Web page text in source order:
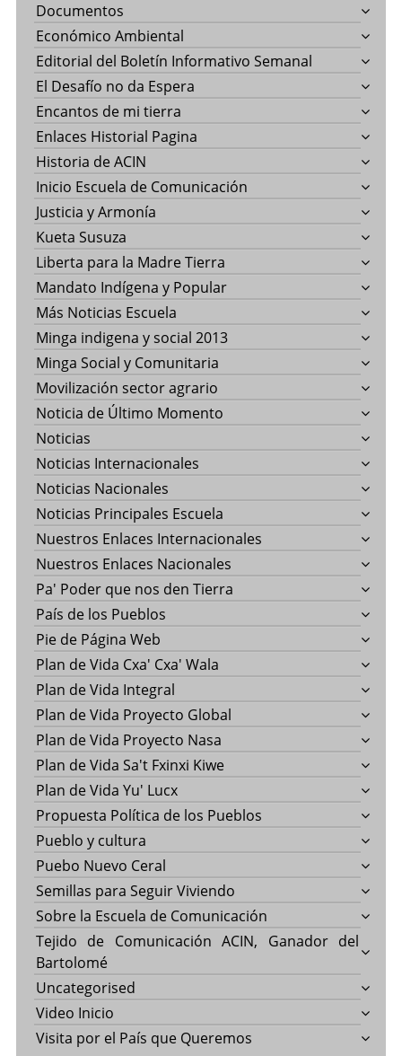
Documentos
Económico Ambiental
Editorial del Boletín Informativo Semanal
El Desafío no da Espera
Encantos de mi tierra
Enlaces Historial Pagina
Historia de ACIN
Inicio Escuela de Comunicación
Justicia y Armonía
Kueta Susuza
Liberta para la Madre Tierra
Mandato Indígena y Popular
Más Noticias Escuela
Minga indigena y social 2013
Minga Social y Comunitaria
Movilización sector agrario
Noticia de Último Momento
Noticias
Noticias Internacionales
Noticias Nacionales
Noticias Principales Escuela
Nuestros Enlaces Internacionales
Nuestros Enlaces Nacionales
Pa' Poder que nos den Tierra
País de los Pueblos
Pie de Página Web
Plan de Vida Cxa' Cxa' Wala
Plan de Vida Integral
Plan de Vida Proyecto Global
Plan de Vida Proyecto Nasa
Plan de Vida Sa't Fxinxi Kiwe
Plan de Vida Yu' Lucx
Propuesta Política de los Pueblos
Pueblo y cultura
Puebo Nuevo Ceral
Semillas para Seguir Viviendo
Sobre la Escuela de Comunicación
Tejido de Comunicación ACIN, Ganador del
Bartolomé
Uncategorised
Video Inicio
Visita por el País que Queremos